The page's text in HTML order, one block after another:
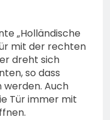
„Holländische
mit der rechten
dreht sich
so dass
Auch
Tür immer mit